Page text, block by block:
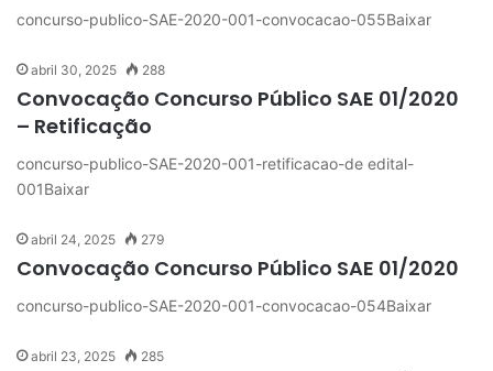
concurso-publico-SAE-2020-001-convocacao-055Baixar
abril 30, 2025 288
Convocação Concurso Público SAE 01/2020
– Retificação
concurso-publico-SAE-2020-001-retificacao-de edital-
001Baixar
abril 24, 2025 279
Convocação Concurso Público SAE 01/2020
concurso-publico-SAE-2020-001-convocacao-054Baixar
abril 23, 2025 285